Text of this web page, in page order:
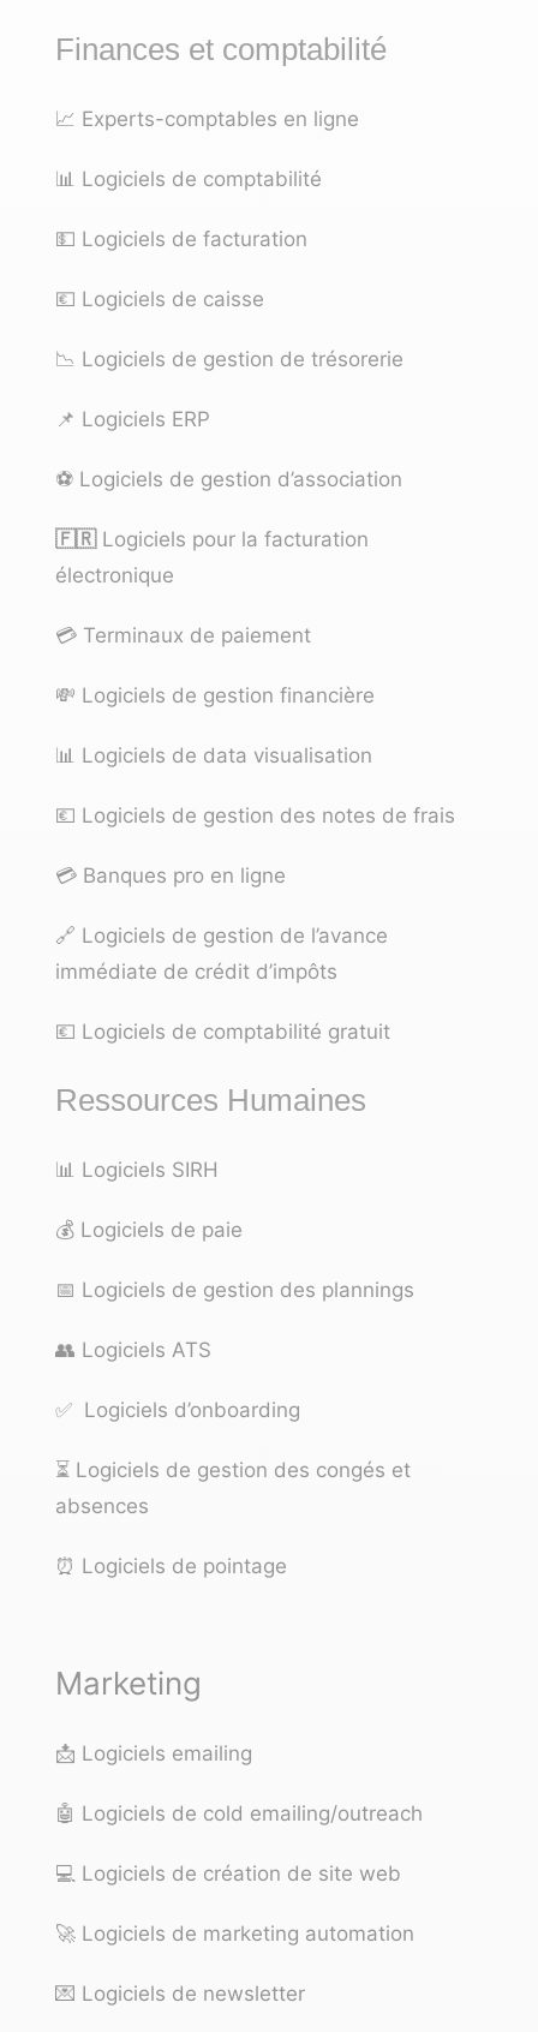
Finances et comptabilité
📈 Experts-comptables en ligne
📊 Logiciels de comptabilité
💵 Logiciels de facturation
💶 Logiciels de caisse
📉 Logiciels de gestion de trésorerie
📌 Logiciels ERP
⚽️ Logiciels de gestion d’association
🇫🇷 Logiciels pour la facturation
électronique
💳 Terminaux de paiement
💸 Logiciels de gestion financière
📊 Logiciels de data visualisation
💶 Logiciels de gestion des notes de frais
💳 Banques pro en ligne
🔗 Logiciels de gestion de l’avance
immédiate de crédit d’impôts
💶 Logiciels de comptabilité gratuit
Ressources Humaines
📊 Logiciels SIRH
💰 Logiciels de paie
📅 Logiciels de gestion des plannings
👥 Logiciels ATS
✅ Logiciels d’onboarding
⏳ Logiciels de gestion des congés et
absences
⏰ Logiciels de pointage
Marketing
📩 Logiciels emailing
🤖 Logiciels de cold emailing/outreach
💻 Logiciels de création de site web
🚀 Logiciels de marketing automation
💌 Logiciels de newsletter